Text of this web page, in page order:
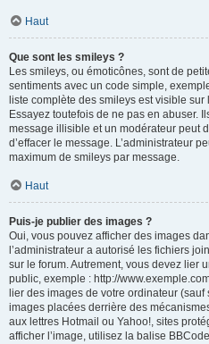
Haut
Que sont les smileys ?
Les smileys, ou émoticônes, sont de
sentiments avec un code simple,
liste complète des smileys est visible
Essayez toutefois de ne pas en abuser.
message illisible et un modérateur peut
d’effacer le message. L’administrateur
maximum de smileys par message.
Haut
Puis-je publier des images ?
Oui, vous pouvez afficher des images
l’administrateur a autorisé les fichiers
sur le forum. Autrement, vous devez lier
public, exemple : http://
lier des images de votre ordinateur
images placées derrière des
aux lettres Hotmail ou Yahoo!, sites
afficher l’image, utilisez la balise